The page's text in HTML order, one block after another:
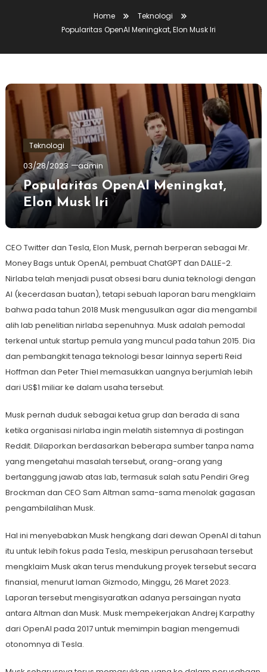
Home
Teknologi
Popularitas OpenAI Meningkat, Elon Musk Iri
Teknologi
03/28/2023 admin
Popularitas OpenAI Meningkat,
Elon Musk Iri
CEO Twitter dan Tesla, Elon Musk, pernah berperan sebagai Mr.
Money Bags untuk OpenAI, pembuat ChatGPT dan DALLE-2.
Nirlaba telah menjadi pusat obsesi baru dunia teknologi dengan
AI (kecerdasan buatan), tetapi sebuah laporan baru mengklaim
bahwa pada tahun 2018 Musk mengusulkan agar dia mengambil
alih lab penelitian nirlaba sepenuhnya. Musk adalah pemodal
terkenal untuk startup pemula yang muncul pada tahun 2015. Dia
dan pembangkit tenaga teknologi besar lainnya seperti Reid
Hoffman dan Peter Thiel memasukkan uangnya berjumlah lebih
dari US$1 miliar ke dalam usaha tersebut.
Musk pernah duduk sebagai ketua grup dan berada di sana
ketika organisasi nirlaba ingin melatih sistemnya di postingan
Reddit. Dilaporkan berdasarkan beberapa sumber tanpa nama
yang mengetahui masalah tersebut, orang-orang yang
bertanggung jawab atas lab, termasuk salah satu Pendiri Greg
Brockman dan CEO Sam Altman sama-sama menolak gagasan
pengambilalihan Musk.
Hal ini menyebabkan Musk hengkang dari dewan OpenAI di tahun
itu untuk lebih fokus pada Tesla, meskipun perusahaan tersebut
mengklaim Musk akan terus mendukung proyek tersebut secara
finansial, menurut laman Gizmodo, Minggu, 26 Maret 2023.
Laporan tersebut mengisyaratkan adanya persaingan nyata
antara Altman dan Musk. Musk mempekerjakan Andrej Karpathy
dari OpenAI pada 2017 untuk memimpin bagian mengemudi
otonomnya di Tesla.